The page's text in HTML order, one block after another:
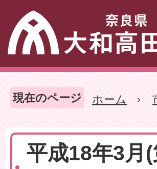
現在のページ ホーム
平成18年3月